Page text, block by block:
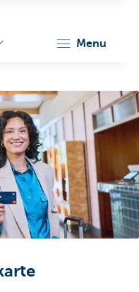
menu